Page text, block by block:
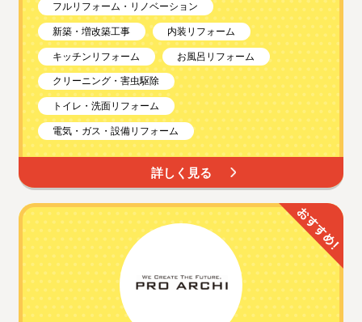
フルリフォーム・リノベーション
新築・増改築工事 内装リフォーム
キッチンリフォーム お風呂リフォーム
クリーニング・害虫駆除
トイレ・洗面リフォーム
電気・ガス・設備リフォーム
詳しく見る